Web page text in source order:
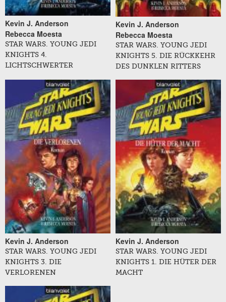
Kevin J. Anderson
Rebecca Moesta
STAR WARS. YOUNG JEDI
KNIGHTS 4.
LICHTSCHWERTER
Kevin J. Anderson
Rebecca Moesta
STAR WARS. YOUNG JEDI
KNIGHTS 5. DIE RÜCKKEHR
DES DUNKLEN RITTERS
Kevin J. Anderson
STAR WARS. YOUNG JEDI
KNIGHTS 3. DIE
VERLORENEN
Kevin J. Anderson
STAR WARS. YOUNG JEDI
KNIGHTS 1. DIE HÜTER DER
MACHT